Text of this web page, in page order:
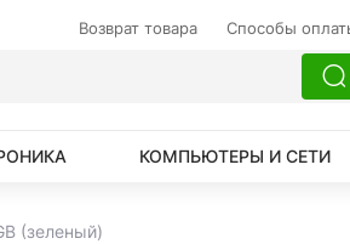
Возврат товара Способы
КОМПЬЮТЕРЫ И СЕТИ
(зеленый)